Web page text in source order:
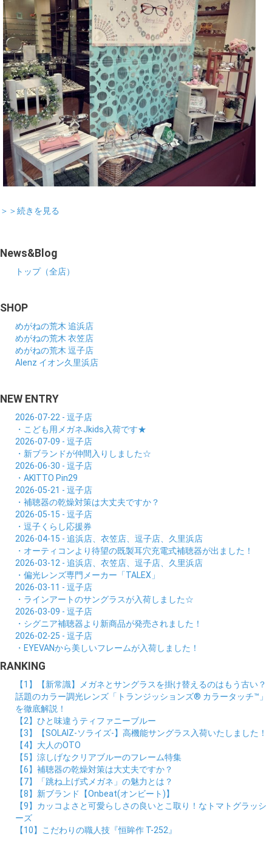
＞＞続きを見る
News&Blog
トップ（全店）
SHOP
めがねの荒木 追浜店
めがねの荒木 衣笠店
めがねの荒木 逗子店
Alenz イオン久里浜店
NEW ENTRY
2026-07-22 - 逗子店
・こども用メガネJkids入荷です★
2026-07-09 - 逗子店
・新ブランドが仲間入りしました☆
2026-06-30 - 逗子店
・AKITTO Pin29
2026-05-21 - 逗子店
・補聴器の乾燥対策は大丈夫ですか？
2026-05-15 - 逗子店
・逗子くらし応援券
2026-04-15 - 追浜店、衣笠店、逗子店、久里浜店
・オーティコンより待望の既製耳穴充電式補聴器が出ました！
2026-03-12 - 追浜店、衣笠店、逗子店、久里浜店
・偏光レンズ専門メーカー「TALEX」
2026-03-11 - 逗子店
・ラインアートのサングラスが入荷しました☆
2026-03-09 - 逗子店
・シグニア補聴器より新商品が発売されました！
2026-02-25 - 逗子店
・EYEVANから美しいフレームが入荷しました！
RANKING
【1】【新常識】メガネとサングラスを掛け替えるのはもう古い？
話題のカラー調光レンズ「トランジッションズ® カラータッチ™」
を徹底解説！
【2】ひと味違うティファニーブルー
【3】【SOLAIZ-ソライズ-】高機能サングラス入荷いたしました！
【4】大人のOTO
【5】涼しげなクリアブルーのフレーム特集
【6】補聴器の乾燥対策は大丈夫ですか？
【7】「跳ね上げ式メガネ」の魅力とは？
【8】新ブランド【Onbeat(オンビート)】
【9】カッコよさと可愛らしさの良いとこ取り！なトマトグラッシ
ーズ
【10】こだわりの職人技『恒眸作 T-252』